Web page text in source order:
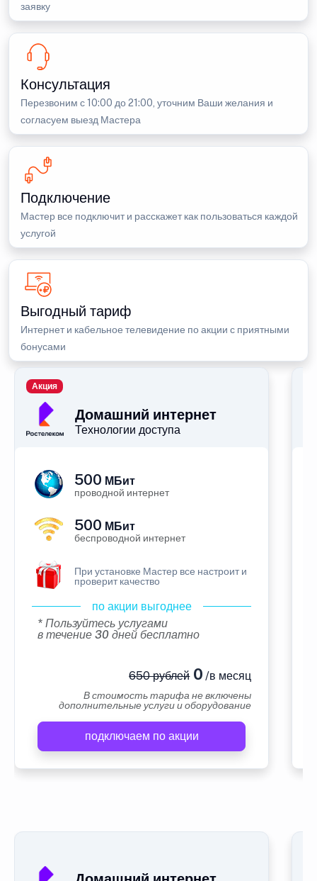
заявку
Консультация
Перезвоним с 10:00 до 21:00, уточним Ваши желания и
согласуем выезд Мастера
Подключение
Мастер все подключит и расскажет как пользоваться каждой
услугой
Выгодный тариф
Интернет и кабельное телевидение по акции с приятными
бонусами
Домашний интернет
Технологии доступа
Акция
500 МБит
проводной интернет
500 МБит
беспроводной интернет
При установке Мастер все настроит и
проверит качество
по акции выгоднее
* Пользуйтесь услугами
в течение 30 дней бесплатно
650 рублей0 /в месяц
В стоимость тарифа не включены
дополнительные услуги и оборудование
подключаем по акции